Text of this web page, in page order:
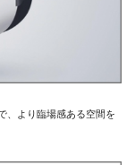
、より臨場感ある空間を